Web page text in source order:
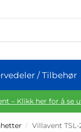
/ Tilbehør
– Klikk her for å se
/ Villavent